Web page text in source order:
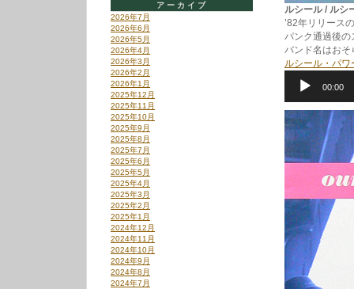
ルシール / ルシ
’82年リリース
パンク通過後の
バンド名はおそ
ルシール・パワ
レ
ー
ヤ
ー
00:00
アーカイブ
2026年7月
2026年6月
2026年5月
2026年4月
2026年3月
2026年2月
2026年1月
2025年12月
2025年11月
2025年10月
2025年9月
2025年8月
2025年7月
2025年6月
2025年5月
2025年4月
2025年3月
2025年2月
2025年1月
2024年12月
2024年11月
2024年10月
2024年9月
2024年8月
2024年7月